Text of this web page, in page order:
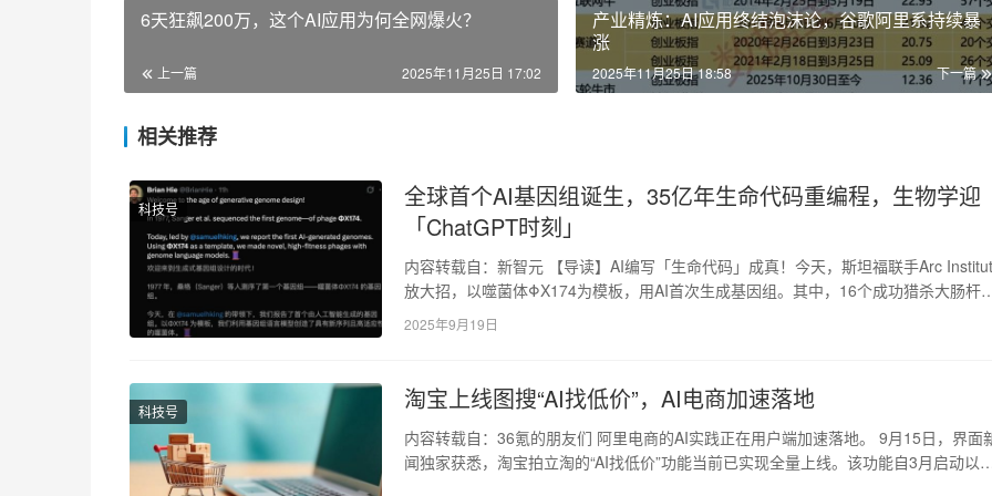
6天狂飙200万，这个AI应用为何全网爆火？
上一篇 2025年11月25日 17:02
产业精炼：AI应用终结泡沫论，谷歌阿里系持续暴
涨
下一篇
2025年11月25日 18:58
相关推荐
科技号
全球首个AI基因组诞生，35亿年生命代码重编程，生物学迎
「ChatGPT时刻」
内容转载自：新智元 【导读】AI编写「生命代码」成真！今天，斯坦福联手Arc
放大招，以噬菌体ΦX174为模板，用AI首次生成基因组。其中，16个成功猎杀大肠杆
菌…
2025年9月19日
科技号 淘宝上线图搜“AI找低价”，AI电商加速落地
内容转载自：36氪的朋友们 阿里电商的AI实践正在用户端加速落地。 9月15日，界面
闻独家获悉，淘宝拍立淘的“AI找低价”功能当前已实现全量上线。该功能自3月启动以